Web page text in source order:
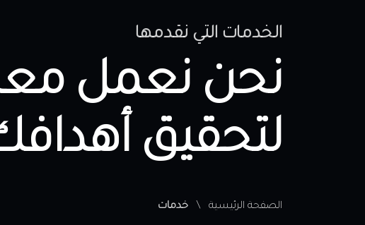
الخدمات التي نقدمها
نحن نعمل
لتحقيق
الصفحة الرئيسية خدمات